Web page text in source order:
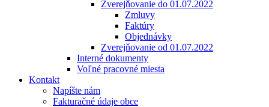
Zverejňovanie do 01.07.2022
Zmluvy
Faktúry
Objednávky
Zverejňovanie od 01.07.2022
Interné dokumenty
Voľné pracovné miesta
Kontakt
Napíšte nám
Fakturačné údaje obce